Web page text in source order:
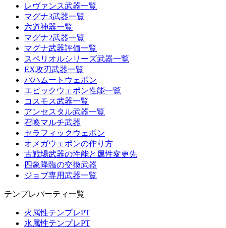
レヴァンス武器一覧
マグナ3武器一覧
六道神器一覧
マグナ2武器一覧
マグナ武器評価一覧
スペリオルシリーズ武器一覧
EX攻刃武器一覧
バハムートウェポン
エピックウェポン性能一覧
コスモス武器一覧
アンセスタル武器一覧
召喚マルチ武器
セラフィックウェポン
オメガウェポンの作り方
古戦場武器の性能と属性変更先
四象降臨の交換武器
ジョブ専用武器一覧
テンプレパーティ一覧
火属性テンプレPT
水属性テンプレPT